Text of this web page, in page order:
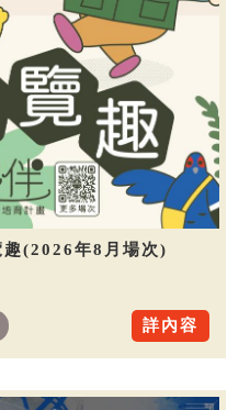
趣(2026年8月場次)
詳內容